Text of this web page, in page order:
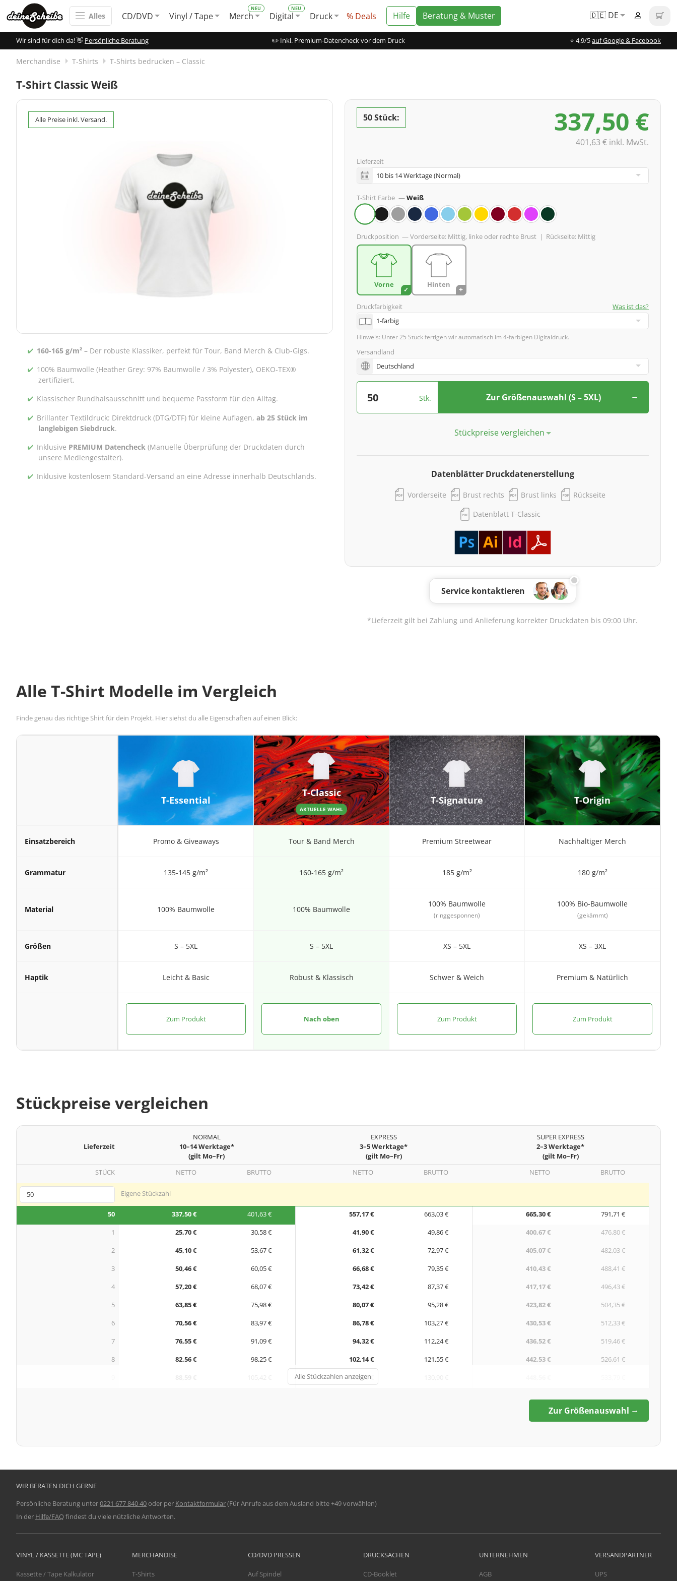
Alles CD/DVD Vinyl / Tape Merch Digital Druck % Deals Hilfe Beratung & Muster 🇩🇪 DE
Wir sind für dich da! 👋 Persönliche Beratung ✏️ Inkl. Premium-Datencheck vor dem Druck ⭐️ 4,9/5auf Google & Facebook
Merchandise T-Shirts T-Shirts bedrucken – Classic
T-Shirt Classic Weiß
Alle Preise inkl. Versand.
160-165 g/m² – Der robuste Klassiker, perfekt für Tour, Band Merch & Club-Gigs.
100% Baumwolle (Heather Grey: 97% Baumwolle / 3% Polyester), OEKO-TEX®
zertifiziert.
Klassischer Rundhalsausschnitt und bequeme Passform für den Alltag.
Brillanter Textildruck: Direktdruck (DTG/DTF) für kleine Auflagen,ab 25 Stück im
langlebigen Siebdruck.
Inklusive PREMIUM Datencheck (Manuelle Überprüfung der Druckdaten durch
unsere Mediengestalter).
Inklusive kostenlosem Standard-Versand an eine Adresse innerhalb Deutschlands.
50 Stück: 337,50 €
401,63 € inkl. MwSt.
Lieferzeit
T-Shirt Farbe —Weiß
Druckposition —Vorderseite:Mittig, linke oder rechte Brust | Rückseite:Mittig
Vorne Hinten
Druckfarbigkeit Was ist das?
Hinweis: Unter 25 Stück fertigen wir automatisch im 4-farbigen Digitaldruck.
Versandland
Stk. Zur Größenauswahl (S – 5XL)
Stückpreise vergleichen
Datenblätter Druckdatenerstellung
Vorderseite Brust rechts Brust links Rückseite
Datenblatt T-Classic
Service kontaktieren
*Lieferzeit gilt bei Zahlung und Anlieferung korrekter Druckdaten bis 09:00 Uhr.
Alle T-Shirt Modelle im Vergleich
Finde genau das richtige Shirt für dein Projekt. Hier siehst du alle Eigenschaften auf einen Blick:
T-Essential
T-Classic
AKTUELLE WAHL
T-Signature T-Origin
Einsatzbereich Promo & Giveaways Tour & Band Merch Premium Streetwear Nachhaltiger Merch
Grammatur 135-145 g/m² 160-165 g/m² 185 g/m² 180 g/m²
Material 100% Baumwolle 100% Baumwolle
100% Baumwolle
(ringgesponnen)
100% Bio-Baumwolle
(gekämmt)
Größen S – 5XL S – 5XL XS – 5XL XS – 3XL
Haptik Leicht & Basic Robust & Klassisch Schwer & Weich Premium & Natürlich
Zum Produkt Nach oben Zum Produkt Zum Produkt
Stückpreise vergleichen
Lieferzeit
NORMAL
10–14 Werktage*
(gilt Mo–Fr)
EXPRESS
3–5 Werktage*
(gilt Mo–Fr)
SUPER EXPRESS
2–3 Werktage*
(gilt Mo–Fr)
STÜCK
NETTO BRUTTO NETTO BRUTTO NETTO BRUTTO
Eigene Stückzahl
50 337,50 € 401,63 € 557,17 € 663,03 € 665,30 €
791,71 €
1
25,70 € 30,58 € 41,90 € 49,86 € 400,67 €
476,80 €
2
45,10 € 53,67 € 61,32 € 72,97 € 405,07 €
482,03 €
3
50,46 € 60,05 € 66,68 € 79,35 € 410,43 €
488,41 €
4
57,20 € 68,07 € 73,42 € 87,37 € 417,17 €
496,43 €
5
63,85 € 75,98 € 80,07 € 95,28 € 423,82 €
504,35 €
6
70,56 € 83,97 € 86,78 € 103,27 € 430,53 €
512,33 €
7
76,55 € 91,09 € 94,32 € 112,24 € 436,52 €
519,46 €
8
82,56 € 98,25 € 102,14 € 121,55 € 442,53 €
526,61 €
110,00 €
Alle Stückzahlen anzeigen
Zur Größenauswahl
WIR BERATEN DICH GERNE
Persönliche Beratung unter0221 677 840 40oder per Kontaktformular(Für Anrufe aus dem Ausland bitte +49 vorwählen)
In der Hilfe/FAQfindest du viele nützliche Antworten.
VINYL / KASSETTE (MC TAPE)
Kassette / Tape Kalkulator
MERCHANDISE
T-Shirts
CD/DVD PRESSEN
Auf Spindel
DRUCKSACHEN
CD-Booklet
UNTERNEHMEN
AGB
VERSANDPARTNER
UPS